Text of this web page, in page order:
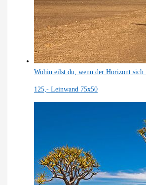
Wohin eilst du, wenn der Horizont sich
125,- Leinwand 75x50